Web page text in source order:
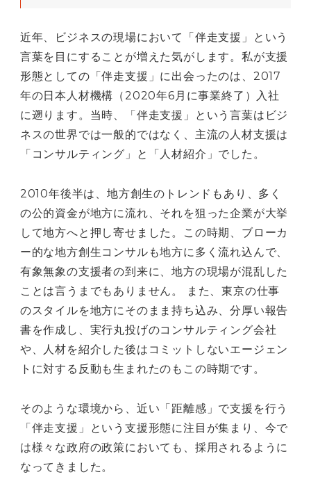
近年、ビジネスの現場において「伴走支援」という
言葉を目にすることが増えた気がします。私が支援
形態としての「伴走支援」に出会ったのは、2017
年の日本人材機構（2020年6月に事業終了）入社
に遡ります。当時、「伴走支援」という言葉はビジ
ネスの世界では一般的ではなく、主流の人材支援は
「コンサルティング」と「人材紹介」でした。
2010年後半は、地方創生のトレンドもあり、多く
の公的資金が地方に流れ、それを狙った企業が大挙
して地方へと押し寄せました。この時期、ブローカ
ー的な地方創生コンサルも地方に多く流れ込んで、
有象無象の支援者の到来に、地方の現場が混乱した
ことは言うまでもありません。 また、東京の仕事
のスタイルを地方にそのまま持ち込み、分厚い報告
書を作成し、実行丸投げのコンサルティング会社
や、人材を紹介した後はコミットしないエージェン
トに対する反動も生まれたのもこの時期です。
そのような環境から、近い「距離感」で支援を行う
「伴走支援」という支援形態に注目が集まり、今で
は様々な政府の政策においても、採用されるように
なってきました。